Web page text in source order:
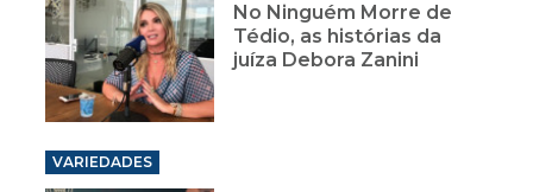
No Ninguém Morre de
Tédio, as histórias da
juíza Debora Zanini
VARIEDADES